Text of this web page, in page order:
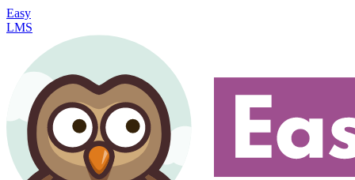
Easy
LMS